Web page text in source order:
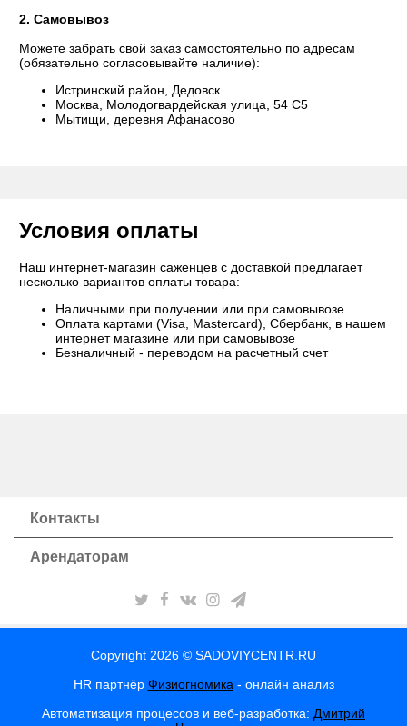
2. Самовывоз
Можете забрать свой заказ самостоятельно по адресам
(обязательно согласовывайте наличие):
Истринский район, Дедовск
Москва, Молодогвардейская улица, 54 С5
Мытищи, деревня Афанасово
Условия оплаты
Наш интернет-магазин саженцев с доставкой предлагает
несколько вариантов оплаты товара:
Наличными при получении или при самовывозе
Оплата картами (Visa, Mastercard), Сбербанк, в нашем
интернет магазине или при самовывозе
Безналичный - переводом на расчетный счет
Контакты
Арендаторам
Copyright 2026 © SADOVIYCENTR.RU
HR партнёр Физиогномика - онлайн анализ
Автоматизация процессов и веб-разработка: Дмитрий